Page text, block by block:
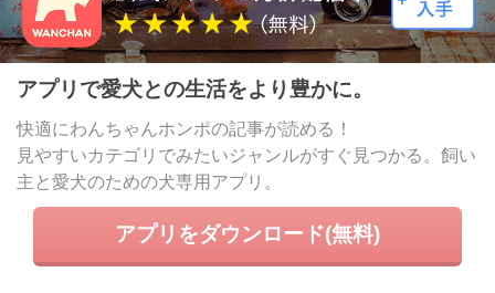
アプリで愛犬との生活をより豊かに。
快適にわんちゃんホンポの記事が読める！
見やすいカテゴリでみたいジャンルがすぐ見つかる。飼い
主と愛犬のための犬専用アプリ。
アプリをダウンロード(無料)